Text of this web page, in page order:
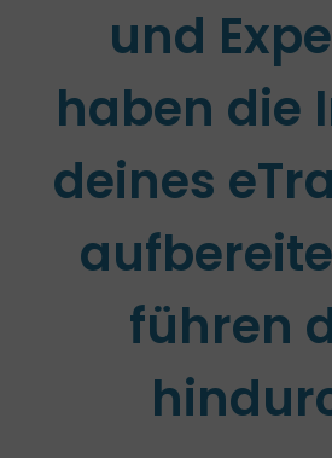
und
haben die
deines
führen